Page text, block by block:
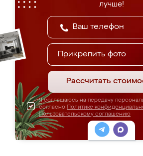
лучше!
Прикрепить фото
Рассчитать
Я соглашаюсь на передачу
согласно Политике
Пользовательскому соглашению